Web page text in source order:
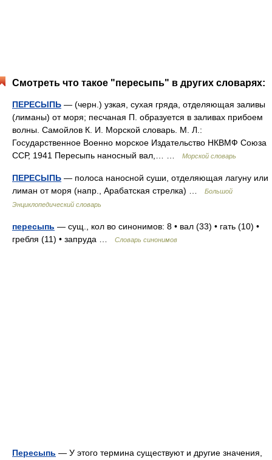
Смотреть что такое "пересыпь" в других словарях:
ПЕРЕСЫПЬ — (черн.) узкая, сухая гряда, отделяющая заливы
(лиманы) от моря; песчаная П. образуется в заливах прибоем
волны. Самойлов К. И. Морской словарь. М. Л.:
Государственное Военно морское Издательство НКВМФ Союза
ССР, 1941 Пересыпь наносный вал,… …
Морской словарь
ПЕРЕСЫПЬ — полоса наносной суши, отделяющая лагуну или
лиман от моря (напр., Арабатская стрелка) …
Большой
Энциклопедический словарь
пересыпь — сущ., кол во синонимов: 8 • вал (33) • гать (10) •
гребля (11) • запруда …
Словарь синонимов
Пересыпь — У этого термина существуют и другие значения,